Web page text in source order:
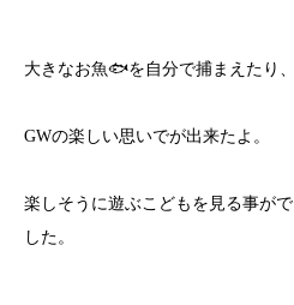
大きなお魚🐟を自分で捕まえたり
GWの楽しい思いでが出来たよ。
楽しそうに遊ぶこどもを見る事が
した。